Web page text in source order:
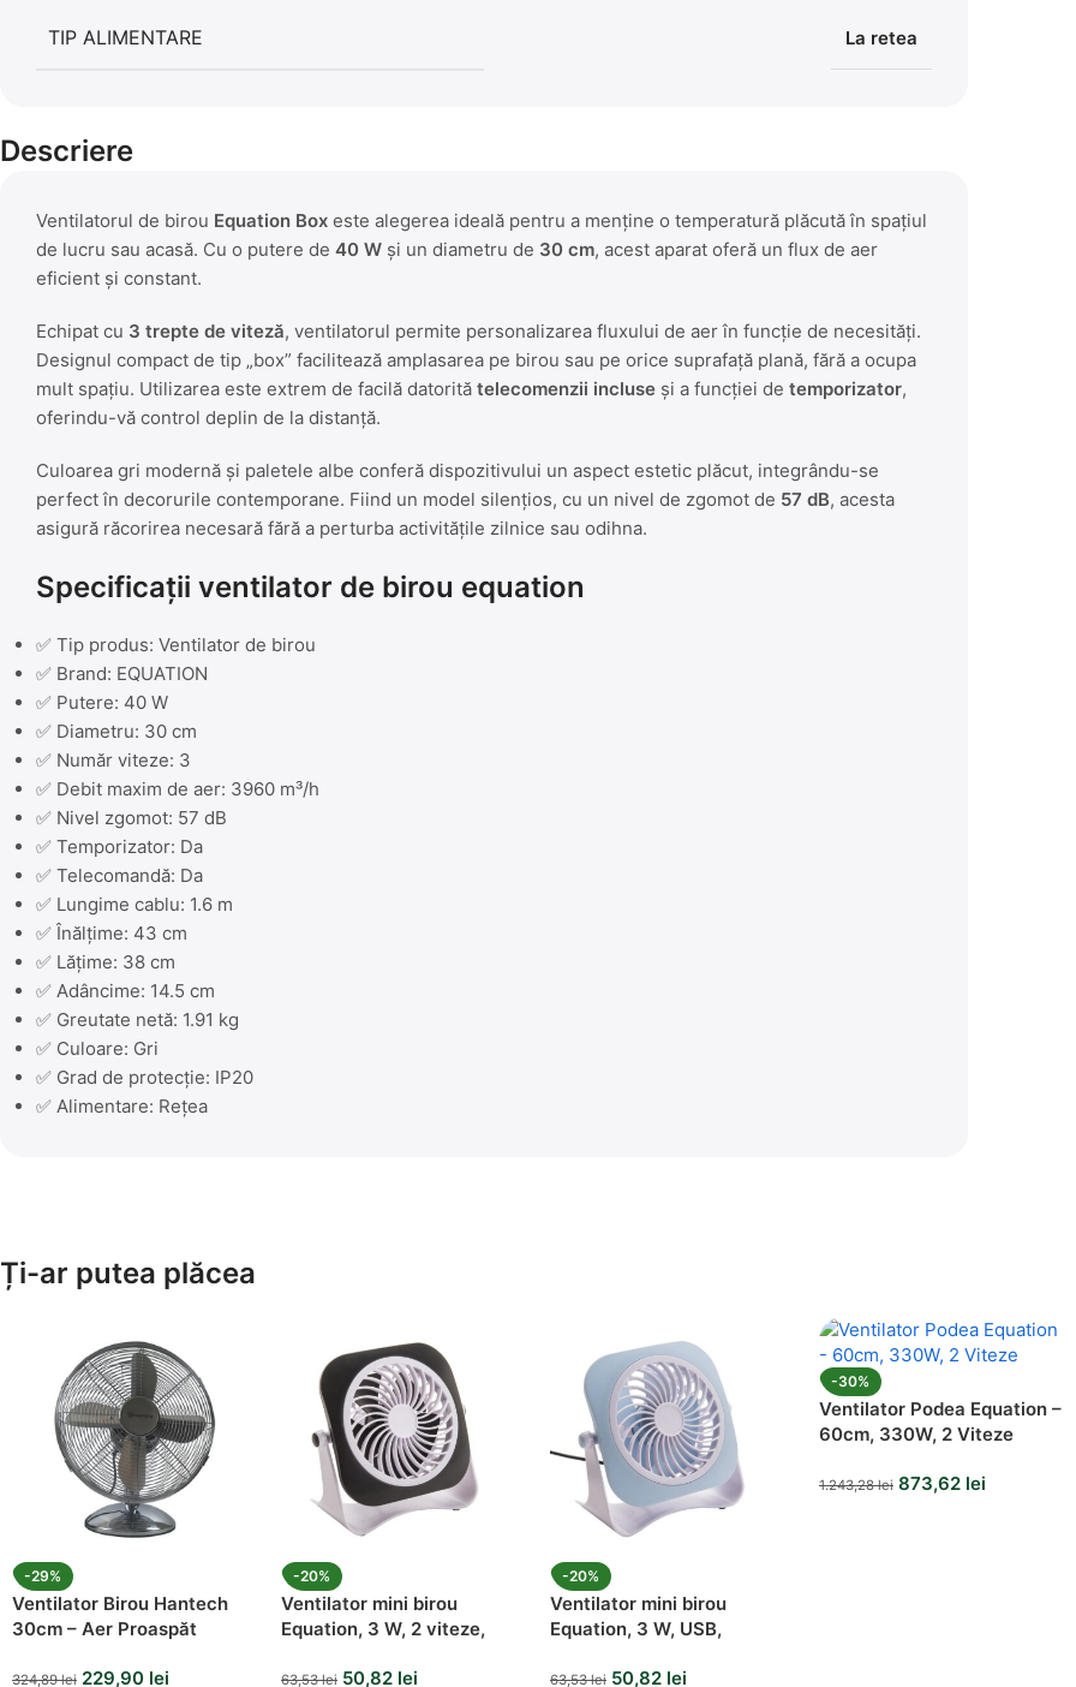
TIP ALIMENTARE La retea
Descriere
Ventilatorul de birou Equation Box este alegerea ideală pentru a menține o temperatură plăcută în spațiul
de lucru sau acasă. Cu o putere de 40 W și un diametru de 30 cm, acest aparat oferă un flux de aer
eficient și constant.
Echipat cu 3 trepte de viteză, ventilatorul permite personalizarea fluxului de aer în funcție de necesități.
Designul compact de tip „box” facilitează amplasarea pe birou sau pe orice suprafață plană, fără a ocupa
mult spațiu. Utilizarea este extrem de facilă datorită telecomenzii incluse și a funcției de temporizator,
oferindu-vă control deplin de la distanță.
Culoarea gri modernă și paletele albe conferă dispozitivului un aspect estetic plăcut, integrându-se
perfect în decorurile contemporane. Fiind un model silențios, cu un nivel de zgomot de 57 dB, acesta
asigură răcorirea necesară fără a perturba activitățile zilnice sau odihna.
Specificații ventilator de birou equation
✅ Tip produs: Ventilator de birou
✅ Brand: EQUATION
✅ Putere: 40 W
✅ Diametru: 30 cm
✅ Număr viteze: 3
✅ Debit maxim de aer: 3960 m³/h
✅ Nivel zgomot: 57 dB
✅ Temporizator: Da
✅ Telecomandă: Da
✅ Lungime cablu: 1.6 m
✅ Înălțime: 43 cm
✅ Lățime: 38 cm
✅ Adâncime: 14.5 cm
✅ Greutate netă: 1.91 kg
✅ Culoare: Gri
✅ Grad de protecție: IP20
✅ Alimentare: Rețea
Ți-ar putea plăcea
-29%
Ventilator Birou Hantech
30cm – Aer Proaspăt
324,89lei 229,90 lei
-20%
Ventilator mini birou
Equation, 3 W, 2 viteze,
63,53lei 50,82 lei
-20%
Ventilator mini birou
Equation, 3 W, USB,
63,53lei 50,82 lei
-30%
Ventilator Podea Equation –
60cm, 330W, 2 Viteze
1.243,28lei 873,62 lei